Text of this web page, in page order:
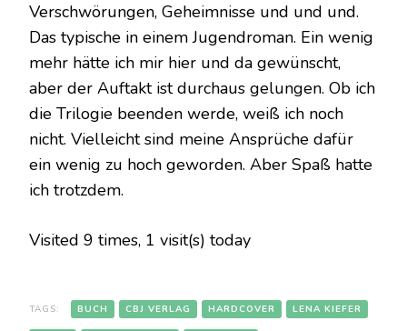
Verschwörungen, Geheimnisse und und und.
Das typische in einem Jugendroman. Ein wenig
mehr hätte ich mir hier und da gewünscht,
aber der Auftakt ist durchaus gelungen. Ob ich
die Trilogie beenden werde, weiß ich noch
nicht. Vielleicht sind meine Ansprüche dafür
ein wenig zu hoch geworden. Aber Spaß hatte
ich trotzdem.
Visited 9 times, 1 visit(s) today
TAGS: BUCH CBJ VERLAG HARDCOVER LENA KIEFER